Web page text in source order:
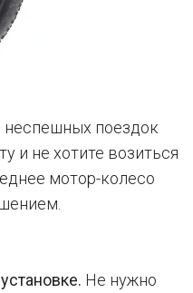
неспешных поездок
и не хотите возиться
мотор-колесо
Не нужно